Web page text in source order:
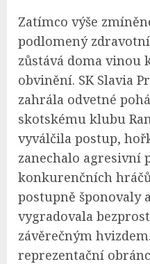
Zatímco výše
podlomený
zůstává doma vinou
obvinění. SK Slavia
zahrála odvetné
skotskému klubu
vyválčila postup,
zanechalo agresivní
konkurenčních
postupně šponovaly
vygradovala
závěrečným
reprezentační